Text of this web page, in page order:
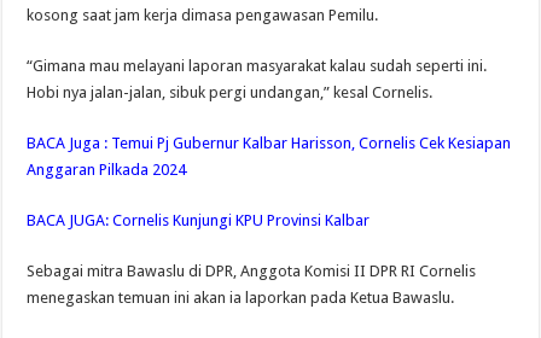
kosong saat jam kerja dimasa pengawasan Pemilu.
“Gimana mau melayani laporan masyarakat kalau sudah seperti ini.
Hobi nya jalan-jalan, sibuk pergi undangan,” kesal Cornelis.
BACA Juga : Temui Pj Gubernur Kalbar Harisson, Cornelis Cek Kesiapan
Anggaran Pilkada 2024
BACA JUGA:Cornelis Kunjungi KPU Provinsi Kalbar
Sebagai mitra Bawaslu di DPR, Anggota Komisi II DPR RI Cornelis
menegaskan temuan ini akan ia laporkan pada Ketua Bawaslu.